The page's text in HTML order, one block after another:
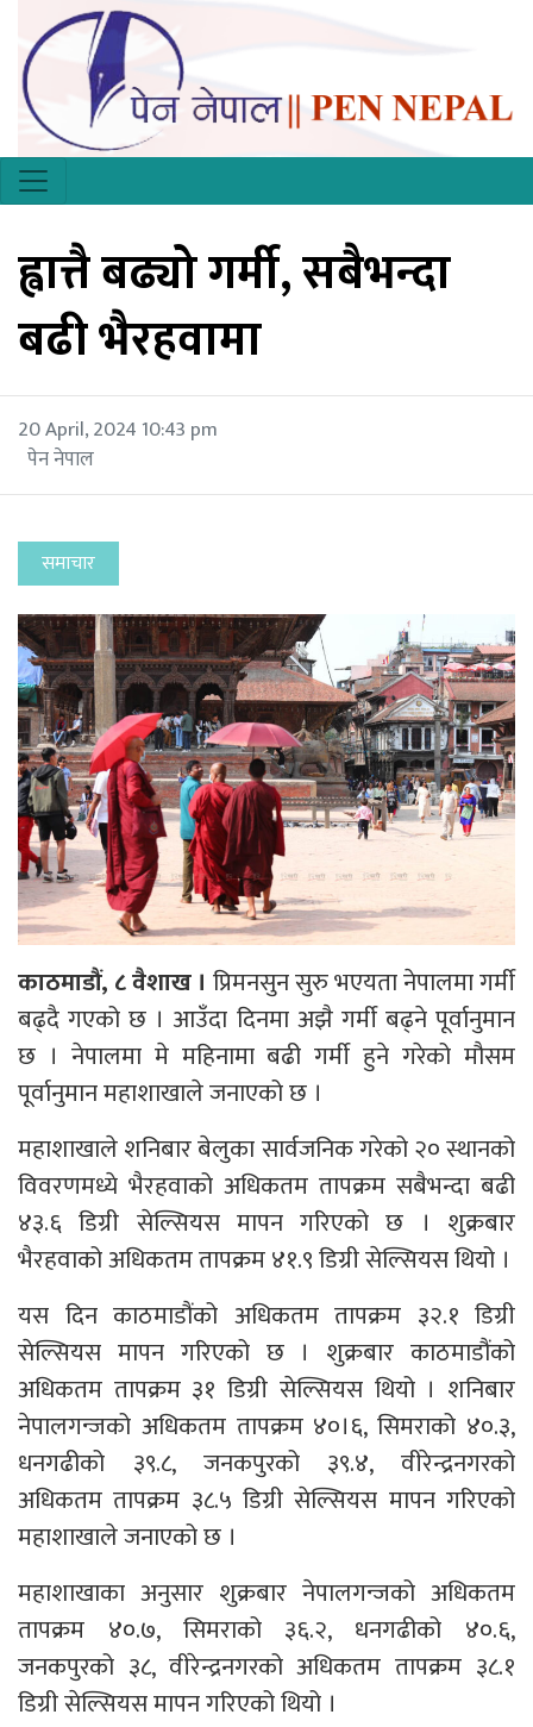
ह्वात्तै बढ्यो गर्मी, सबैभन्दा
बढी भैरहवामा
20 April, 2024 10:43 pm
पेन नेपाल
समाचार
काठमाडौं, ८ वैशाख । प्रिमनसुन सुरु भएयता नेपालमा गर्मी
बढ्दै गएको छ । आउँदा दिनमा अझै गर्मी बढ्ने पूर्वानुमान
छ । नेपालमा मे महिनामा बढी गर्मी हुने गरेको मौसम
पूर्वानुमान महाशाखाले जनाएको छ ।
महाशाखाले शनिबार बेलुका सार्वजनिक गरेको २० स्थानको
विवरणमध्ये भैरहवाको अधिकतम तापक्रम सबैभन्दा बढी
४३.६ डिग्री सेल्सियस मापन गरिएको छ । शुक्रबार
भैरहवाको अधिकतम तापक्रम ४१.९ डिग्री सेल्सियस थियो ।
यस दिन काठमाडौंको अधिकतम तापक्रम ३२.१ डिग्री
सेल्सियस मापन गरिएको छ । शुक्रबार काठमाडौंको
अधिकतम तापक्रम ३१ डिग्री सेल्सियस थियो । शनिबार
नेपालगन्जको अधिकतम तापक्रम ४०।६, सिमराको ४०.३,
धनगढीको ३९.८, जनकपुरको ३९.४, वीरेन्द्रनगरको
अधिकतम तापक्रम ३८.५ डिग्री सेल्सियस मापन गरिएको
महाशाखाले जनाएको छ ।
महाशाखाका अनुसार शुक्रबार नेपालगन्जको अधिकतम
तापक्रम ४०.७, सिमराको ३६.२, धनगढीको ४०.६,
जनकपुरको ३८, वीरेन्द्रनगरको अधिकतम तापक्रम ३८.१
डिग्री सेल्सियस मापन गरिएको थियो ।